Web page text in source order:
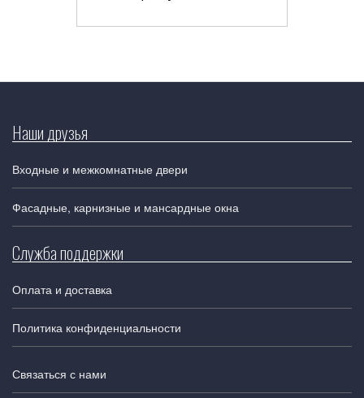
Наши друзья
Входные и межкомнатные двери
Фасадные, карнизные и мансардные окна
Служба поддержки
Оплата и доставка
Политика конфиденциальности
Связаться с нами